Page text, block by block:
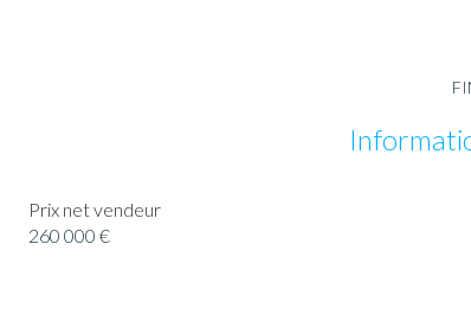
chambre
Prix net vendeur
260 000 €